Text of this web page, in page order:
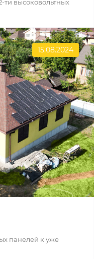
ти высоковольтных
15.08.2024
панелей к уже